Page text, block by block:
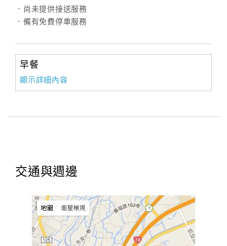
．尚未提供接送服務
．備有免費停車服務
早餐
顯示詳細內容
交通與週邊